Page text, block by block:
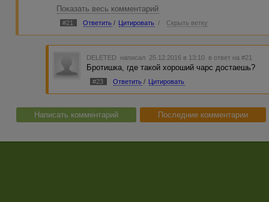
интригующим названием "Санта-Хрякус:
просмотра в горле образовался комок, а живот
Но потом, спустя примерно часа два (фильм
Этот фильм, наверное, подойдет те, у кого с психикой
поэтому не особо понравился.
Показать весь комментарий
#21 Ответить / Цитировать / Скрыть ветку
DELETED написал 25.12.2016 в 13:10 в ответ на #21
Бротишка, где такой хороший чарс достаешь?
#23 Ответить / Цитировать
Написать комментарий Последние комментарии